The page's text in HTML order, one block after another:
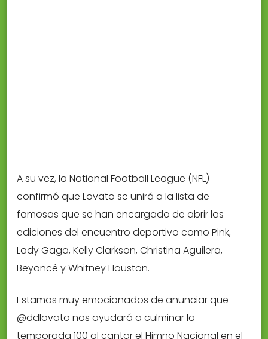
A su vez, la National Football League (NFL)
confirmó que Lovato se unirá a la lista de
famosas que se han encargado de abrir las
ediciones del encuentro deportivo como Pink,
Lady Gaga, Kelly Clarkson, Christina Aguilera,
Beyoncé y Whitney Houston.
Estamos muy emocionados de anunciar que
@ddlovato nos ayudará a culminar la
temporada 100 al cantar el Himno Nacional en el